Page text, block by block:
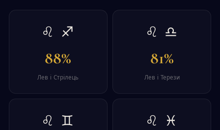
♌ ♐
88%
Лев і Стрілець
♌ ♎
81%
Лев і Терези
♌ ♊ ♌ ♓